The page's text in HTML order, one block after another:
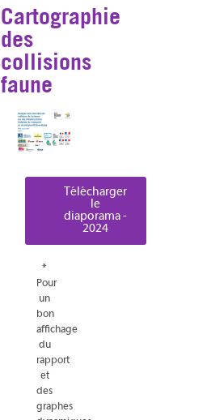
Cartographie
des
collisions
faune
Télécharger
diaporama -
2023
Télécharger
le
diaporama -
2024
*
Pour
un
bon
affichage
du
rapport
et
des
graphes